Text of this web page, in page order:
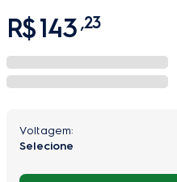
R$143 ,23